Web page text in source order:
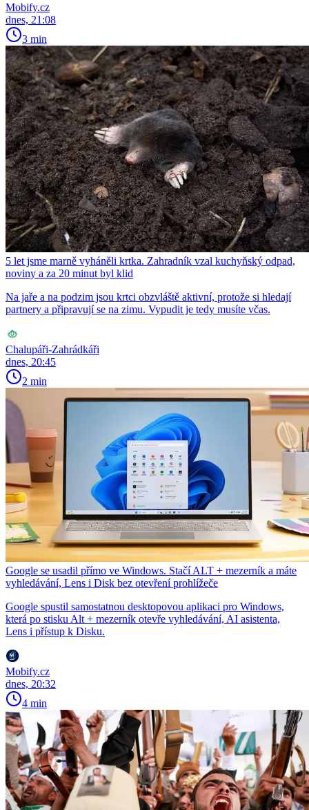
Mobify.cz
dnes, 21:08
3 min
5 let jsme marně vyháněli krtka. Zahradník vzal kuchyňský odpad,
noviny a za 20 minut byl klid
Na jaře a na podzim jsou krtci obzvláště aktivní, protože si hledají
partnery a připravují se na zimu. Vypudit je tedy musíte včas.
Chalupáři-Zahrádkáři
dnes, 20:45
2 min
Google se usadil přímo ve Windows. Stačí ALT + mezerník a máte
vyhledávání, Lens i Disk bez otevření prohlížeče
Google spustil samostatnou desktopovou aplikaci pro Windows,
která po stisku Alt + mezerník otevře vyhledávání, AI asistenta,
Lens i přístup k Disku.
Mobify.cz
dnes, 20:32
4 min